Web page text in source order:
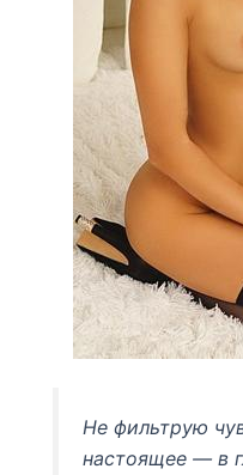
Не фильтрую
настоящее — в